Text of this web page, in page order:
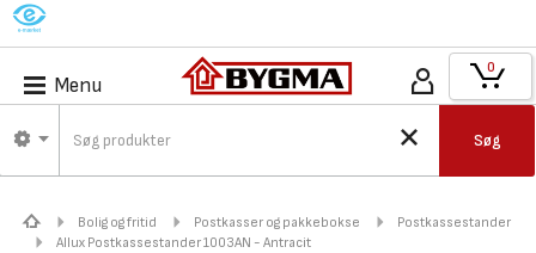
M
Menu
Søg
0
Bolig og fritid Postkasser og pakkebokse
Postkassestander
Allux Postkassestander 1003AN - Antracit